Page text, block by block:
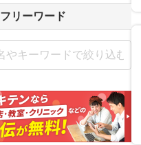
フリーワード